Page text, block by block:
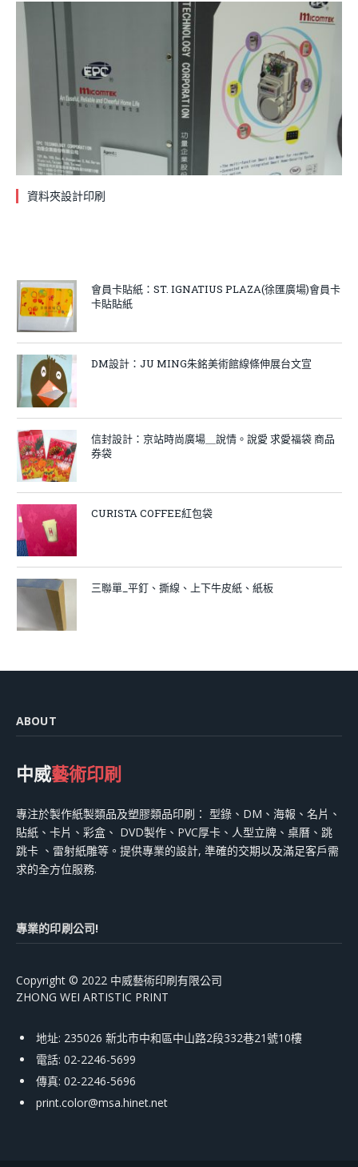
資料夾設計印刷
會員卡貼紙：ST. IGNATIUS PLAZA(徐匯廣場)會員卡
卡貼貼紙
DM設計：JU MING朱銘美術館線條伸展台文宣
信封設計：京站時尚廣場＿說情。說愛 求愛福袋 商品
券袋
CURISTA COFFEE紅包袋
三聯單_平釘、撕線、上下牛皮紙、紙板
ABOUT
中威藝術印刷
專注於製作紙製類品及塑膠類品印刷： 型錄、DM、海報、名片、
貼紙、卡片、彩盒、 DVD製作、PVC厚卡、人型立牌、桌曆、跳
跳卡 、雷射紙雕等。提供專業的設計, 準確的交期以及滿足客戶需
求的全方位服務.
專業的印刷公司!
Copyright © 2022 中威藝術印刷有限公司
ZHONG WEI ARTISTIC PRINT
地址: 235026 新北市中和區中山路2段332巷21號10樓
電話: 02-2246-5699
傳真: 02-2246-5696
print.color@msa.hinet.net